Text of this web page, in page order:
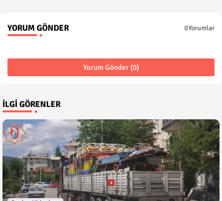
YORUM GÖNDER 0Yorumlar
Yorum Gönder (0)
İLGI GÖRENLER